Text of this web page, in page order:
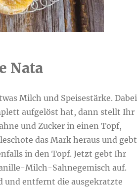
Nata
Milch und Speisestärke. Dabei
aufgelöst hat, dann stellt Ihr
und Zucker in einen Topf,
das Mark heraus und gebt
in den Topf. Jetzt gebt Ihr
Milch-Sahnegemisch auf.
und entfernt die ausgekratzte